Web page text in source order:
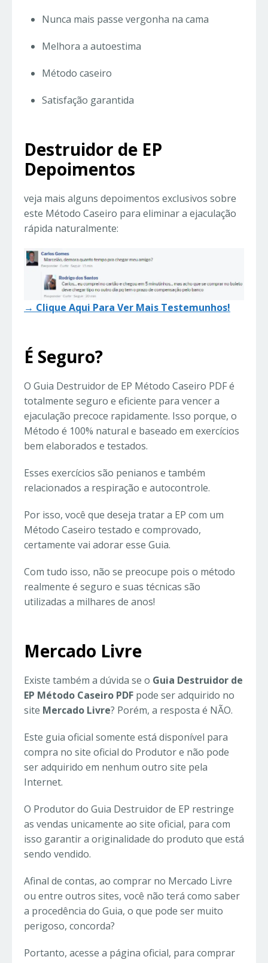
Nunca mais passe vergonha na cama
Melhora a autoestima
Método caseiro
Satisfação garantida
Destruidor de EP
Depoimentos
veja mais alguns depoimentos exclusivos sobre
este Método Caseiro para eliminar a ejaculação
rápida naturalmente:
→ Clique Aqui Para Ver Mais Testemunhos!
É Seguro?
O Guia Destruidor de EP Método Caseiro PDF é
totalmente seguro e eficiente para vencer a
ejaculação precoce rapidamente. Isso porque, o
Método é 100% natural e baseado em exercícios
bem elaborados e testados.
Esses exercícios são penianos e também
relacionados a respiração e autocontrole.
Por isso, você que deseja tratar a EP com um
Método Caseiro testado e comprovado,
certamente vai adorar esse Guia.
Com tudo isso, não se preocupe pois o método
realmente é seguro e suas técnicas são
utilizadas a milhares de anos!
Mercado Livre
Existe também a dúvida se o Guia Destruidor de
EP Método Caseiro PDF pode ser adquirido no
site Mercado Livre? Porém, a resposta é NÃO.
Este guia oficial somente está disponível para
compra no site oficial do Produtor e não pode
ser adquirido em nenhum outro site pela
Internet.
O Produtor do Guia Destruidor de EP restringe
as vendas unicamente ao site oficial, para com
isso garantir a originalidade do produto que está
sendo vendido.
Afinal de contas, ao comprar no Mercado Livre
ou entre outros sites, você não terá como saber
a procedência do Guia, o que pode ser muito
perigoso, concorda?
Portanto, acesse a página oficial, para comprar